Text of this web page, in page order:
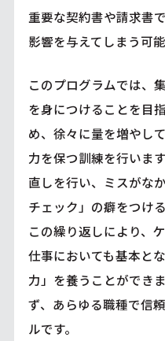
重要な契約書や請求書
影響を与えてしまう可
このプログラムでは、
を身につけることを目
め、徐々に量を増やし
力を保つ訓練を行いま
直しを行い、ミスがな
チェック」の癖をつけ
この繰り返しにより、
仕事においても基本と
力」を養うことができ
ず、あらゆる職種で信
ルです。